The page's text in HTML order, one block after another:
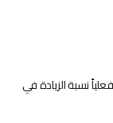
نسبة الزيادة في